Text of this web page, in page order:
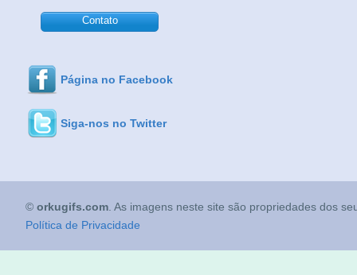
Contato
Página no Facebook
Siga-nos no Twitter
© orkugifs.com . As imagens neste site são propriedades dos
Política de Privacidade